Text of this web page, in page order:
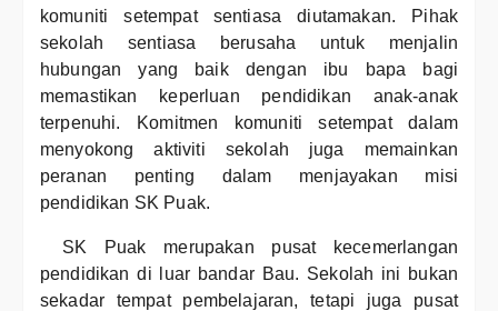
komuniti setempat sentiasa diutamakan. Pihak
sekolah sentiasa berusaha untuk menjalin
hubungan yang baik dengan ibu bapa bagi
memastikan keperluan pendidikan anak-anak
terpenuhi. Komitmen komuniti setempat dalam
menyokong aktiviti sekolah juga memainkan
peranan penting dalam menjayakan misi
pendidikan SK Puak.
SK Puak merupakan pusat kecemerlangan
pendidikan di luar bandar Bau. Sekolah ini bukan
sekadar tempat pembelajaran, tetapi juga pusat